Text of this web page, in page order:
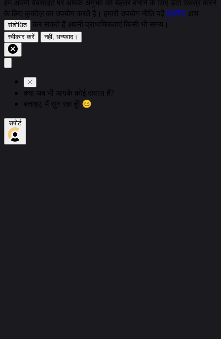
हम अपनी वेबसाइट पर आपके अनुभव को बेहतर बनाने के लिए डेटा एकत्र करने
के लिए कुकीज़ का उपयोग करते हैं। हमारी उपयोग नीति पढ़ेंकुकीज़आप
संशोधित कर सकते हैं अपनी प्राथमिकताएं किसी भी समय।
स्वीकार करें नहीं, धन्यवाद।
क्या अब भी आपके कोई सवाल हैं?
बताइए, मैं सुन रहा हूँ! 😊
सपोर्ट